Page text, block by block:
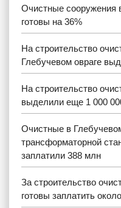
Очистные сооружения
готовы на 36%
На строительство
Глебучевом овраге
На строительство
выделили еще 1 000
Очистные в
трансформаторной
заплатили 388 млн
За строительство
готовы заплатить